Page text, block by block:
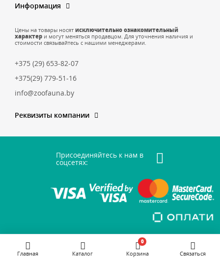
Информация
Цены на товары носят исключительно ознакомительный
характер и могут меняться продавцом. Для уточнения наличия и
стоимости связывайтесь с нашими менеджерами.
+375 (29) 653-82-07
+375(29) 779-51-16
info@zoofauna.by
Реквизиты компании
Присоединяйтесь к нам в
соцсетях:
Главная Каталог Корзина
0
Связаться